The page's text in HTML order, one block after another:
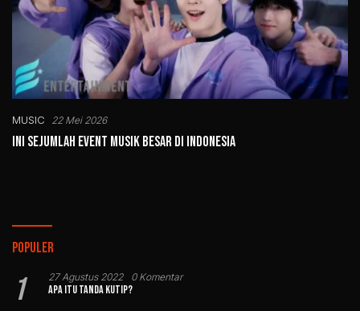
MUSIC 22 Mei 2026
Ini Sejumlah Event Musik Besar di Indonesia
Populer
1 27 Agustus 2022 0 Komentar
Apa Itu Tanda Kutip?